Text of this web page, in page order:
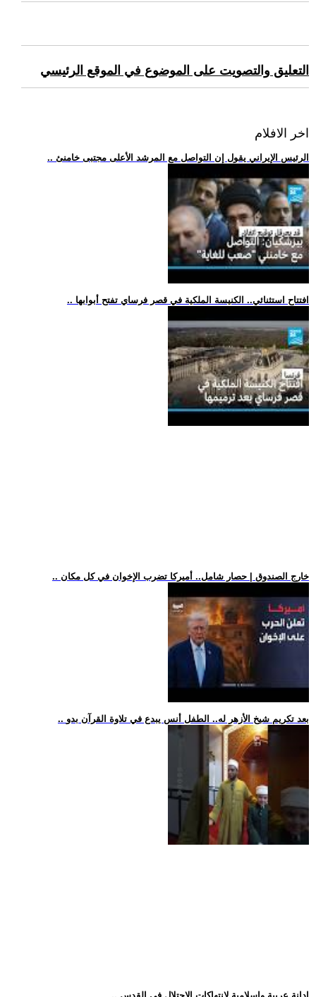
التعليق والتصويت على الموضوع في الموقع الرئيسي
اخر الافلام
.. الرئيس الإيراني يقول إن التواصل مع المرشد الأعلى مجتبى خامنئ
.. افتتاح استثنائي.. الكنيسة الملكية في قصر فرساي تفتح أبوابها
.. خارج الصندوق | حصار شامل.. أميركا تضرب الإخوان في كل مكان
.. بعد تكريم شيخ الأزهر له.. الطفل أنس يبدع في تلاوة القرآن بدو